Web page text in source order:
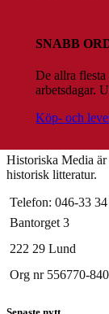
SNABB
De allra
arbetsdagar.
Köp- och
Historiska Media
historisk litteratur.
Telefon: 046-33
Bantorget 3
222 29 Lund
Org nr 556770-